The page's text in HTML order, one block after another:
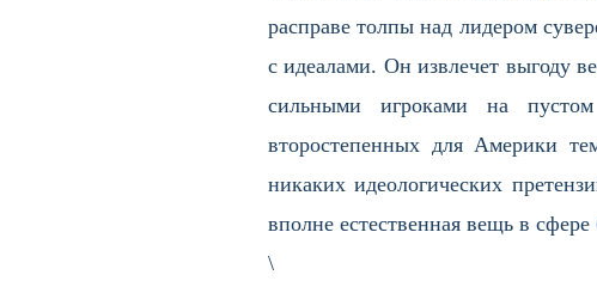
расправе толпы над лидером
с идеалами. Он извлечет выгоду
сильными игроками на
второстепенных для Америки
никаких идеологических
вполне естественная вещь в сфере
\